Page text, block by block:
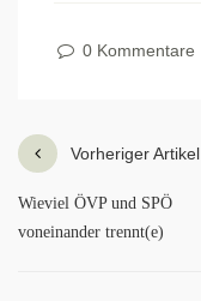
0 Kommentare
Vorheriger Artikel
Wieviel ÖVP und SPÖ
voneinander trennt(e)